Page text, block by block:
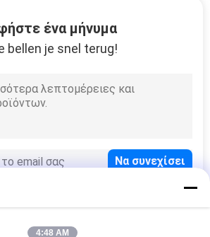
ένα μήνυμα
bellen je snel terug!
4:48 AM